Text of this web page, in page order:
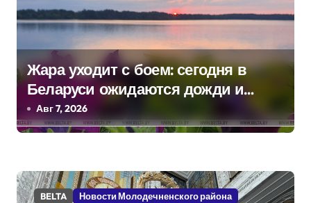
и
с
я
м
Жара уходит с боем: сегодня в
Беларуси ожидаются дожди и
грозы
Авг 7, 2026
BELTA Новости Молодечненского района